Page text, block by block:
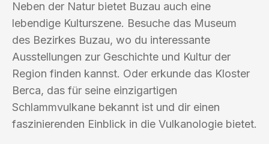
Neben der Natur bietet Buzau auch eine
lebendige Kulturszene. Besuche das Museum
des Bezirkes Buzau, wo du interessante
Ausstellungen zur Geschichte und Kultur der
Region finden kannst. Oder erkunde das Kloster
Berca, das für seine einzigartigen
Schlammvulkane bekannt ist und dir einen
faszinierenden Einblick in die Vulkanologie bietet.